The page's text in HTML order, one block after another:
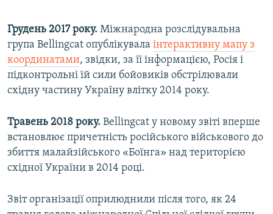
Грудень 2017 року. Міжнародна розслідувальна
група Bellingcat опублікувала інтерактивну мапу з
координатами, звідки, за її інформацією, Росія і
підконтрольні їй сили бойовиків обстрілювали
східну частину Україну влітку 2014 року.
​Травень 2018 року. Bellingcat у новому звіті вперше
встановлює причетність російського військового до
збиття малайзійського «Боїнга» над територією
східної України в 2014 році.
Звіт організації оприлюднили після того, як 24